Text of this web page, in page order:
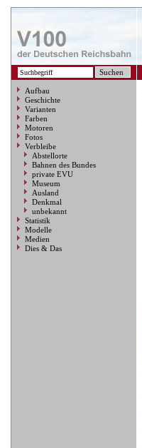
Aufbau
Geschichte
Varianten
Farben
Motoren
Fotos
Verbleibe
Abstellorte
Bahnen des Bundes
private EVU
Museum
Ausland
Denkmal
unbekannt
Statistik
Modelle
Medien
Dies & Das